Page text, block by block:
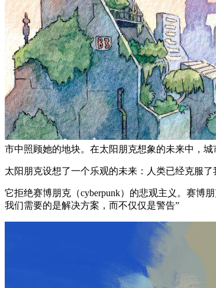
市中照顾她的地块。在太阳朋克想象的未来中，
太阳朋克设想了一个乐观的未来：人类已经克服
它拒绝赛博朋克（cyberpunk）的悲观主义。赛博
我们需要的是解决方案，而不仅仅是警告”